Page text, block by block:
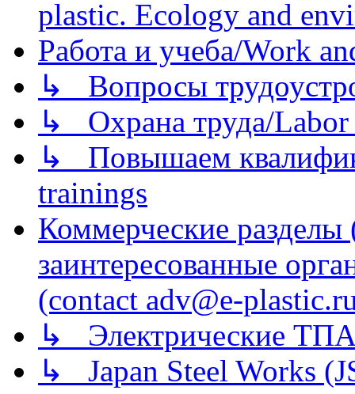
plastic. Ecology and
Работа и учеба/Work
↳ Вопросы
↳ Охрана труда/Labor
↳ Повышаем
trainings
Коммерческие
заинтересованные
(contact adv@e-
↳ Электрические
↳ Japan Steel Works